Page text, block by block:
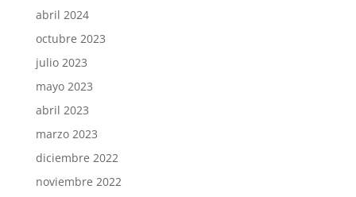
abril 2024
octubre 2023
julio 2023
mayo 2023
abril 2023
marzo 2023
diciembre 2022
noviembre 2022